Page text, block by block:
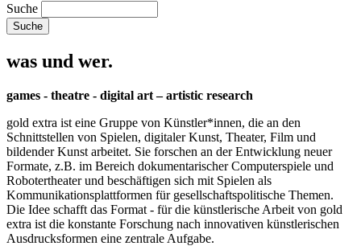
Suche
was und wer.
games - theatre - digital art – artistic research
gold extra ist eine Gruppe von Künstler*innen, die an den
Schnittstellen von Spielen, digitaler Kunst, Theater, Film und
bildender Kunst arbeitet. Sie forschen an der Entwicklung neuer
Formate, z.B. im Bereich dokumentarischer Computerspiele und
Robotertheater und beschäftigen sich mit Spielen als
Kommunikationsplattformen für gesellschaftspolitische Themen.
Die Idee schafft das Format - für die künstlerische Arbeit von gold
extra ist die konstante Forschung nach innovativen künstlerischen
Ausdrucksformen eine zentrale Aufgabe.